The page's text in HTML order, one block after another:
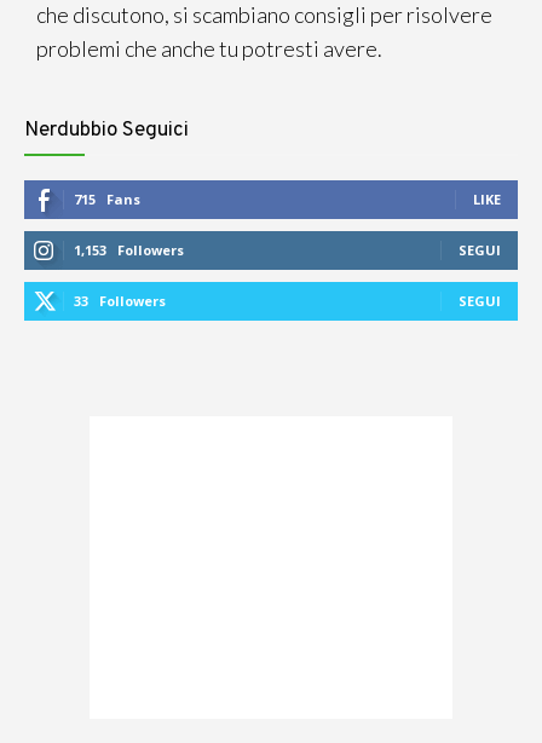
che discutono, si scambiano consigli per risolvere
problemi che anche tu potresti avere.
Nerdubbio Seguici
715 Fans LIKE
1,153 Followers SEGUI
33 Followers SEGUI